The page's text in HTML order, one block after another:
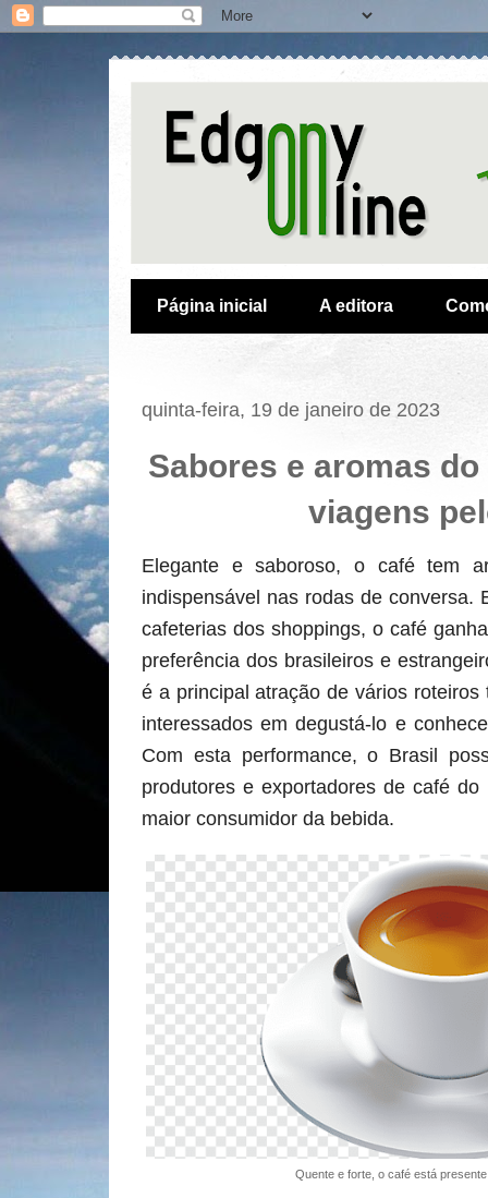
Página inicial A editora
quinta-feira, 19 de janeiro de 2023
Sabores e aromas
viagens
Elegante e saboroso, o café tem
indispensável nas rodas de conversa.
cafeterias dos shoppings, o café
preferência dos brasileiros e
é a principal atração de vários
interessados em degustá-lo e
Com esta performance, o Brasil
produtores e exportadores de café
maior consumidor da bebida.
Quente e forte, o café está